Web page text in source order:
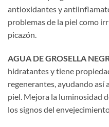
antioxidantes y
problemas de la piel como
picazón.
AGUA DE GROSELLA
hidratantes y tiene
regenerantes, ayudando así
piel. Mejora la luminosidad
los signos del